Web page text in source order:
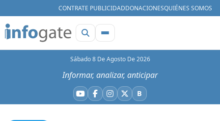
CONTRATE PUBLICIDADDONACIONESQUIÉNES SOMOS
Sábado 8 De Agosto De 2026
Informar, analizar, anticipar
YouTube
Facebook
Instagram
X BBluesky